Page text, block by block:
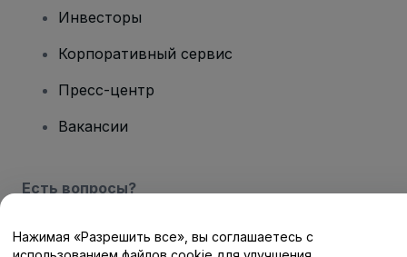
Инвесторы
Корпоративный сервис
Пресс-центр
Вакансии
Есть вопросы?
Центр помощи / Свяжитесь с нами
Нажимая «Разрешить все», вы соглашаетесь с